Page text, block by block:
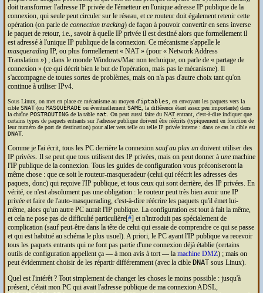
doit transformer l'adresse IPprivée de l'émetteur en l'unique adresse IPpublique de la
connexion, qui seule peut circuler sur le réseau, et ce routeur doit également retenir cette
opération (on parle de connection tracking) de façon à pouvoir convertir en sens inverse
le paquet de retour, i.e., savoir à quelle IPprivée il est destiné alors que formellement il
est adressé à l'unique IPpublique de la connexion. Ce mécanisme s'appelle le
masquerading IP, ou plus formellement NAT (pour
Network Address
Translation
) ; dans le monde Windows/Mac non technique, on parle de
partage de
connexion
(ce qui décrit bien le but de l'opération, mais pas le mécanisme). Il
s'accompagne de toutes sortes de problèmes, mais on n'a pas d'autre choix tant qu'on
continue à utiliser IPv4.
Sous Linux, on met en place ce mécanisme au moyen d'iptables , en envoyant les paquets vers la
cible SNAT(ou MASQUERADEou éventuellement SAME, la différence étant assez peu importante) dans
la chaîne POSTROUTINGde la table nat . On peut aussi faire du NATentrant, c'est-à-dire indiquer que
certains types de paquets entrants sur l'adresse publique doivent être réécrits (typiquement en fonction de
leur numéro de port de destination) pour aller vers telle ou telle IP privée interne : dans ce cas la cible est
DNAT.
Comme je l'ai écrit, tous les PCderrière la connexion sauf au plus undoivent utiliser des
IPprivées. Il se peut que tous utilisent des IPprivées, mais on peut donner à unemachine
l'IPpublique de la connexion. Tous les guides de configuration vous préconiseront la
même chose : que ce soit le routeur-masqueradeur (celui qui réécrit les adresses des
paquets, donc) qui reçoive l'IPpublique, et tous ceux qui sont derrière, des IPprivées. En
vérité, ce n'est absolument pas une obligation : le routeur peut très bien avoir une IP
privée et faire de l'auto-masquerading, c'est-à-dire réécrire les paquets qu'il émet lui-
même, alors qu'un autre PCaurait l'IPpublique. La configuration est tout à fait la même,
et cela ne pose pas de difficulté particulière[#] et n'introduit pas spécialement de
complication (sauf peut-être dans la tête de celui qui essaie de comprendre ce qui se passe
et qui est habitué au schéma le plus usuel). A priori, le PCayant l'IPpublique va recevoir
tous les paquets entrants qui ne font pas partie d'une connexion déjà établie (certains
outils de configuration appellent ça — à mon avis à tort — la machine DMZ) ; mais on
peut évidemment choisir de les répartir différemment (avec la cible DNATsous Linux).
Quel est l'intérêt ? Tout simplement de changer les choses le moins possible : jusqu'à
présent, c'était mon PCqui avait l'adresse publique de ma connexionADSL,